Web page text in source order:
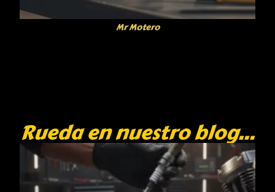
Mr Motero
Rueda en nuestro blog...